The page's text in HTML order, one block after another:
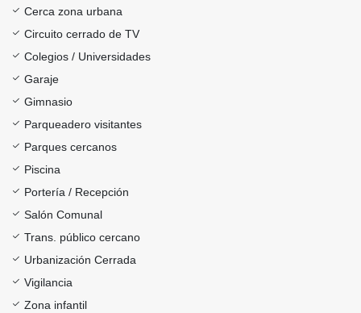
Cerca zona urbana
Circuito cerrado de TV
Colegios / Universidades
Garaje
Gimnasio
Parqueadero visitantes
Parques cercanos
Piscina
Portería / Recepción
Salón Comunal
Trans. público cercano
Urbanización Cerrada
Vigilancia
Zona infantil